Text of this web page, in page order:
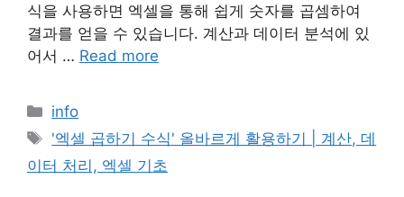
식을 사용하면 엑셀을 통해 쉽게 숫자를 곱셈하여
결과를 얻을 수 있습니다. 계산과 데이터 분석에 있
어서 … Read more
Categories
info
Tags
'엑셀 곱하기 수식' 올바르게 활용하기 | 계산, 데
이터 처리, 엑셀 기초